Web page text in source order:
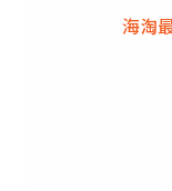
海淘